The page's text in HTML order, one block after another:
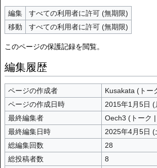
編集
すべての利用者に許可 (無期限)
移動
すべての利用者に許可 (無期限)
このページの保護記録を閲覧。
編集履歴
ページの作成者 Kusakata (トー
ページの作成日時
2015年1月5日 (
最終編集者
Oech3 (トーク |
最終編集日時
2025年4月5日 (
総編集回数
28
総投稿者数
8